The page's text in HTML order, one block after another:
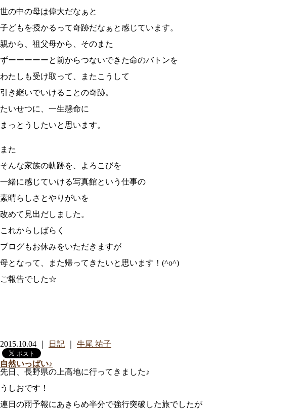
世の中の母は偉大だなぁと
子どもを授かるって奇跡だなぁと感じています。
親から、祖父母から、そのまた
ずーーーーーと前からつないできた命のバトンを
わたしも受け取って、またこうして
引き継いでいけることの奇跡。
たいせつに、一生懸命に
まっとうしたいと思います。
また
そんな家族の軌跡を、よろこびを
一緒に感じていける写真館という仕事の
素晴らしさとやりがいを
改めて見出だしました。
これからしばらく
ブログもお休みをいただきますが
母となって、また帰ってきたいと思います！(^o^)
ご報告でした☆
2015.10.04 ｜ 日記 牛尾 祐子
自然いっぱい♪
先日、長野県の上高地に行ってきました♪
うしおです！
連日の雨予報にあきらめ半分で強行突破した旅でしたが